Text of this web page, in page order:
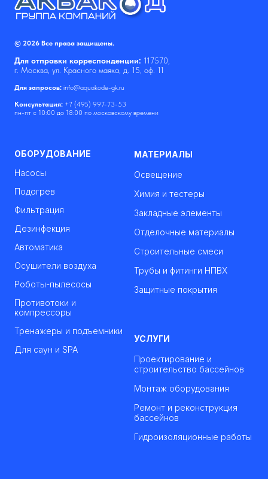
© 2026 Все права защищены.
Для отправки корреспонденции: 117570,
г. Москва, ул. Красного маяка, д. 15, оф. 11
Для запросов: info@aquakode-gk.ru
Консультация: +7 (495) 997-73-53
пн-пт с 10:00 до 18:00 по московскому времени
ОБОРУДОВАНИЕ
Насосы
Подогрев
Фильтрация
Дезинфекция
Автоматика
Осушители воздуха
Роботы-пылесосы
Противотоки и
компрессоры
Тренажеры и подъемники
Для саун и SPA
МАТЕРИАЛЫ
Освещение
Химия и тестеры
Закладные элементы
Отделочные материалы
Строительные смеси
Трубы и фитинги НПВХ
Защитные покрытия
УСЛУГИ
Проектирование и
строительство бассейнов
Монтаж оборудования
Ремонт и реконструкция
бассейнов
Гидроизоляционные работы